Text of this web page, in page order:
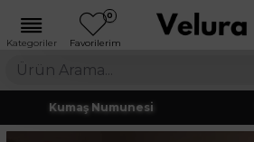
0
Kumaş Numunesi